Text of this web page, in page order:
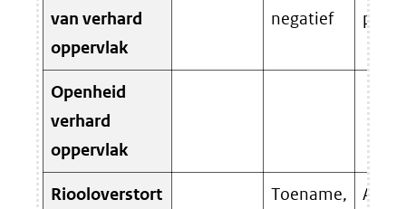
van verhard
oppervlak
negatief
Openheid
verhard
oppervlak
Riooloverstort
Toename,